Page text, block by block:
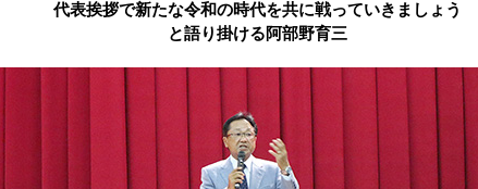
代表挨拶で新たな令和の時代を共に戦っていきましょう
と語り掛ける阿部野育三